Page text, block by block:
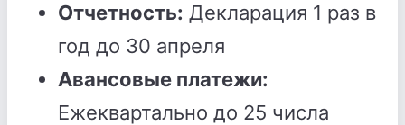
Отчетность: Декларация 1 раз в
год до 30 апреля
Авансовые платежи:
Ежеквартально до 25 числа